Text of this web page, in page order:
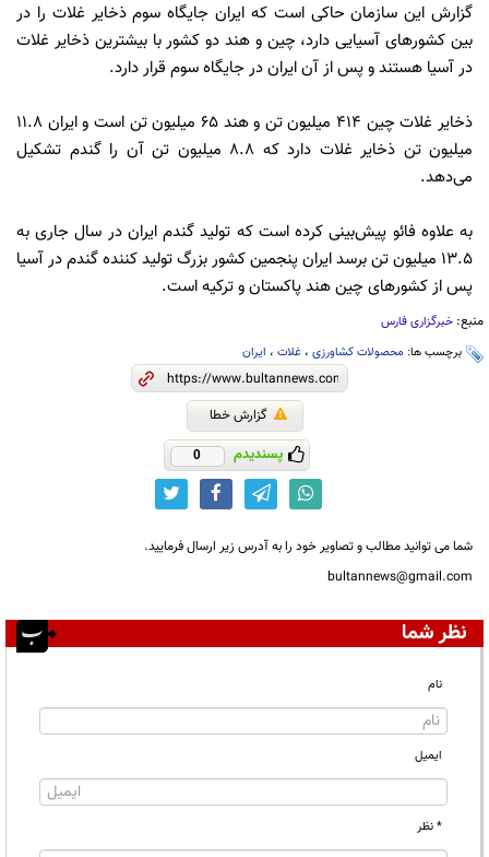
گزارش این سازمان حاکی است که ایران جایگاه سوم ذخایر غلات را در
بین کشورهای آسیایی دارد، چین و هند دو کشور با بیشترین ذخایر غلات
در آسیا هستند و پس از آن ایران در جایگاه سوم قرار دارد.
ذخایر غلات چین ۴۱۴ میلیون تن و هند ۶۵ میلیون تن است و ایران ۱۱.۸
میلیون تن ذخایر غلات دارد که ۸.۸ میلیون تن آن را گندم تشکیل
می‌دهد.
به علاوه فائو پیش‌بینی کرده است که تولید گندم ایران در سال جاری به
۱۳.۵ میلیون تن برسد ایران پنجمین کشور بزرگ تولید کننده گندم در آسیا
پس از کشورهای چین هند پاکستان و ترکیه است.
منبع: خبرگزاری فارس
برچسب ها: محصولات کشاورزی ، غلات ، ایران
گزارش خطا
پسندیدم 0
شما می توانید مطالب و تصاویر خود را به آدرس زیر ارسال فرمایید.
bultannews@gmail.com
نظر شما
نام
ایمیل
* نظر